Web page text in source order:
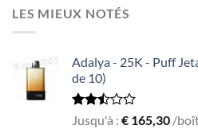
of
5
LES MIEUX NOTÉS
Adalya - 25K - Puff
de 10)
Rated
Jusqu'à : € 165,30 /